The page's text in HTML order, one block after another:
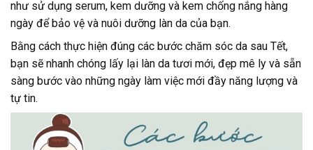
như sử dụng serum, kem dưỡng và kem chống nắng hàng
ngày để bảo vệ và nuôi dưỡng làn da của bạn.
Bằng cách thực hiện đúng các bước chăm sóc da sau Tết,
bạn sẽ nhanh chóng lấy lại làn da tươi mới, đẹp mê ly và sẵn
sàng bước vào những ngày làm việc mới đầy năng lượng và
tự tin.